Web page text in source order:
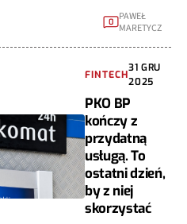
0
PAWEŁ
MARETYCZ
FINTECH
31 GRU
2025
PKO BP
kończy z
przydatną
usługą. To
ostatni dzień,
by z niej
skorzystać